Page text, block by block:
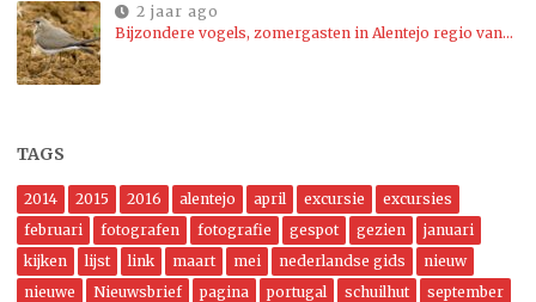
2 jaar ago
Bijzondere vogels, zomergasten in Alentejo regio van…
TAGS
2014 2015 2016 alentejo april excursie
excursies
februari
fotografen fotografie gespot gezien
januari
kijken
lijst link maart mei nederlandse gids
nieuw
nieuwe
Nieuwsbrief pagina portugal schuilhut
september